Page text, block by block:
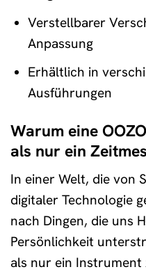
Verstellbarer
Anpassung
Erhältlich in
Ausführungen
Warum eine
als nur ein
In einer Welt, die von
digitaler Technologie
nach Dingen, die uns
Persönlichkeit
als nur ein Instrument